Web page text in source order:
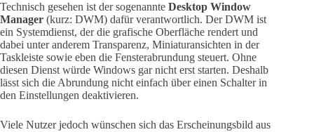
Technisch gesehen ist der sogenannte Desktop Window
Manager (kurz: DWM) dafür verantwortlich. Der DWM ist
ein Systemdienst, der die grafische Oberfläche rendert und
dabei unter anderem Transparenz, Miniaturansichten in der
Taskleiste sowie eben die Fensterabrundung steuert. Ohne
diesen Dienst würde Windows gar nicht erst starten. Deshalb
lässt sich die Abrundung nicht einfach über einen Schalter in
den Einstellungen deaktivieren.
Viele Nutzer jedoch wünschen sich das Erscheinungsbild aus